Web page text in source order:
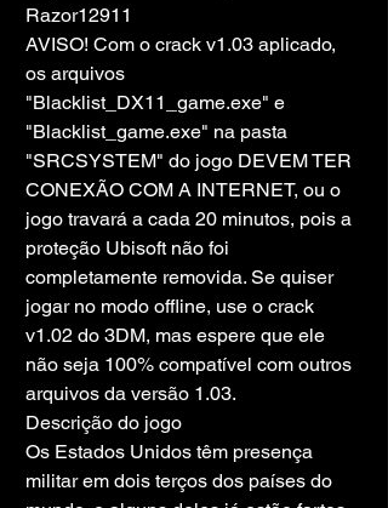
Razor12911
AVISO! Com o crack v1.03 aplicado,
os arquivos
"Blacklist_DX11_game.exe" e
"Blacklist_game.exe" na pasta
"SRCSYSTEM" do jogo DEVEM TER
CONEXÃO COM A INTERNET, ou o
jogo travará a cada 20 minutos, pois a
proteção Ubisoft não foi
completamente removida. Se quiser
jogar no modo offline, use o crack
v1.02 do 3DM, mas espere que ele
não seja 100% compatível com outros
arquivos da versão 1.03.
Descrição do jogo
Os Estados Unidos têm presença
militar em dois terços dos países do